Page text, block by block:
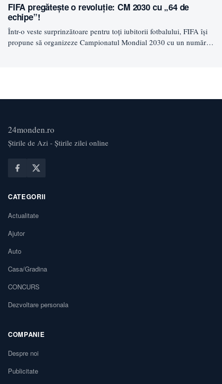
FIFA pregătește o revoluție: CM 2030 cu „64 de
echipe”!
Într-o veste surprinzătoare pentru toți iubitorii fotbalului, FIFA își
propune să organizeze Campionatul Mondial 2030 cu un număr…
24monden.ro
Știrile de Azi - Știrile zilei online
CATEGORII
Actualitate
Ajutor
Auto
Casa/Gradina
CONCURS
Dezvoltare personala
COMPANIE
Despre noi
Publicitate